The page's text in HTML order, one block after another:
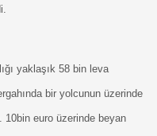
yaklaşık 58 bin leva
bir yolcunun üzerinde
10bin euro üzerinde beyan